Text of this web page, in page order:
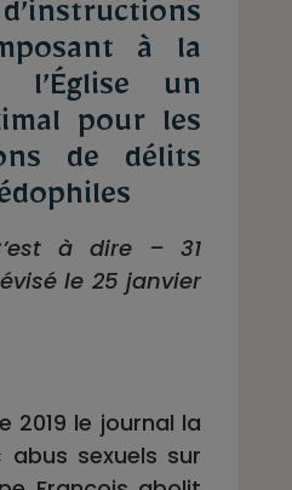
à la
l’Église un
pour les
de délits
à dire – 31
le 25 janvier
2019 le journal la
sexuels sur